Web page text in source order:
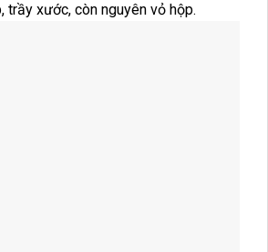
trầy xước, còn nguyên vỏ hộp.